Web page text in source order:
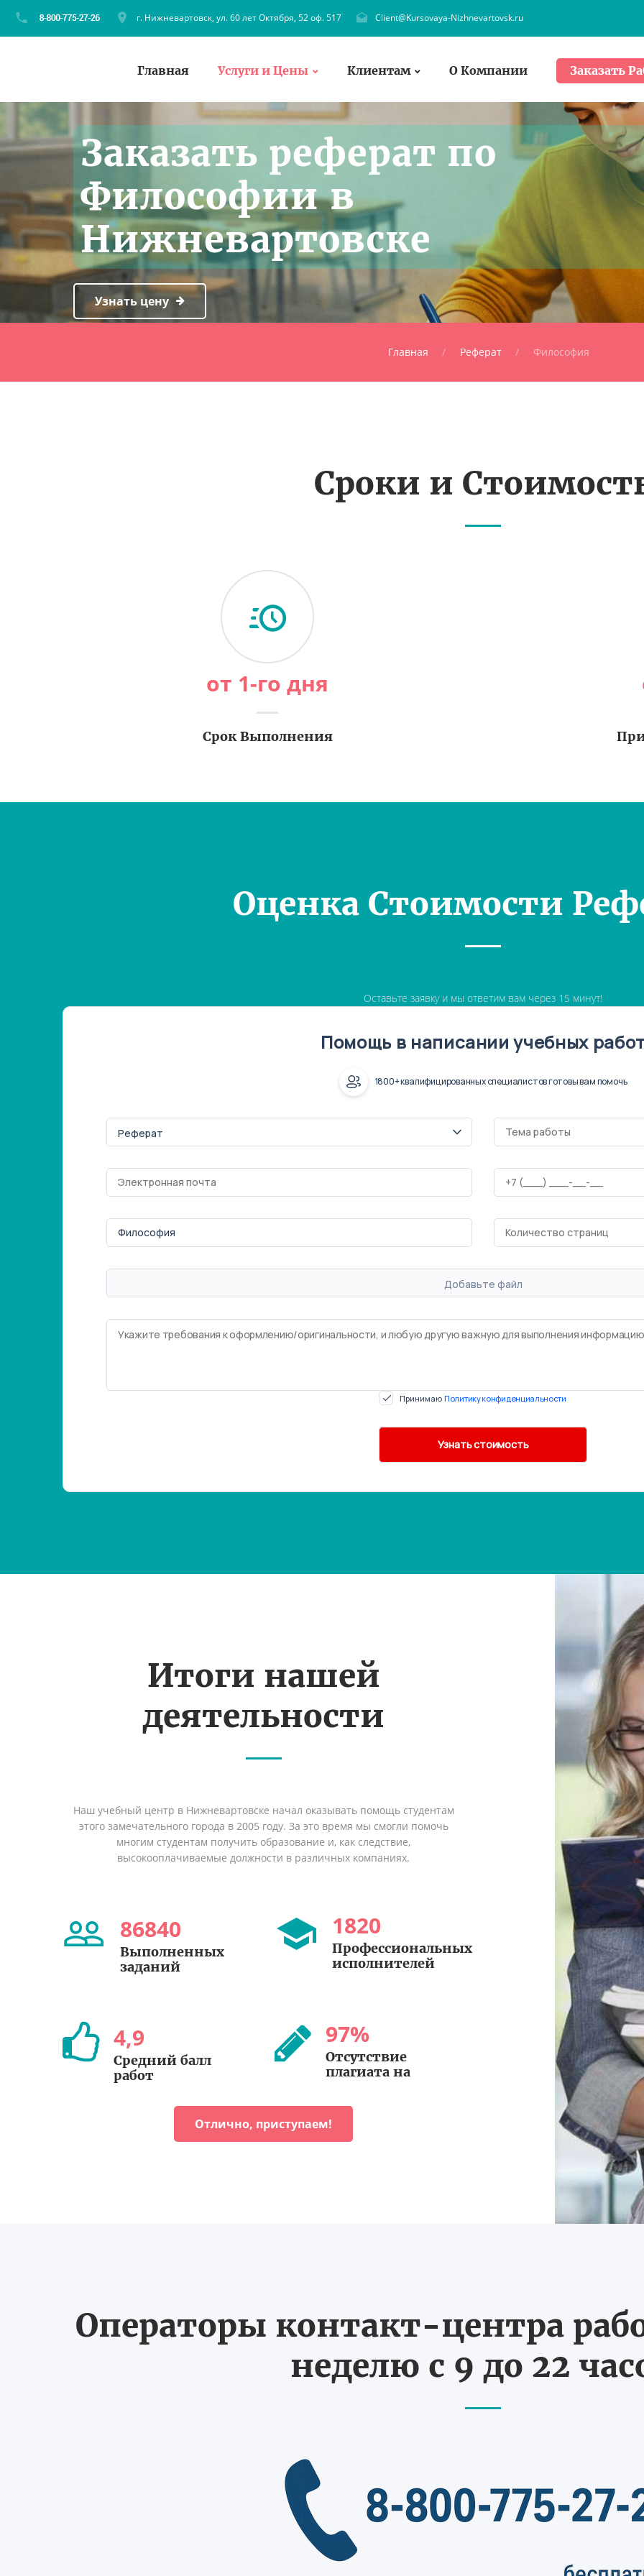
г. Нижневартовск, ул. 60 лет Октября, 52 оф. 517 Client@Kursovaya-Nizhnevartovsk.ru
Главная Услуги и Цены Клиентам О Компании Заказать
Заказать реферат по
Философии в
Нижневартовске
Узнать цену
Главная Реферат Философия
Сроки и
от 1-го дня
Срок Выполнения
Оценка Стоимости
Оставьте заявку и мы ответим вам через 15 минут!
Помощь в написании учебных
1800+ квалифицированных специалистов готовы вам помочь
Добавьте файл
Принимаю Политику конфиденциальности
Итоги нашей
деятельности
Наш учебный центр в Нижневартовске начал оказывать помощь студентам
этого замечательного города в 2005 году. За это время мы смогли помочь
многим студентам получить образование и, как следствие,
высокооплачиваемые должности в различных компаниях.
86840
Выполненных
заданий
1820
Профессиональных
исполнителей
4,9
Средний балл
работ
97%
Отсутствие
плагиата на
Отлично, приступаем!
Операторы контакт-центра
неделю с 9 до 22